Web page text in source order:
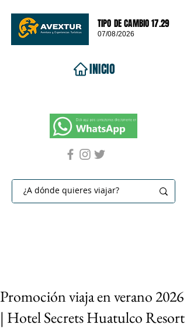
TIPO DE CAMBIO 17.29
07/08/2026
INICIO
Promoción viaja en verano 2026
| Hotel Secrets Huatulco Resort